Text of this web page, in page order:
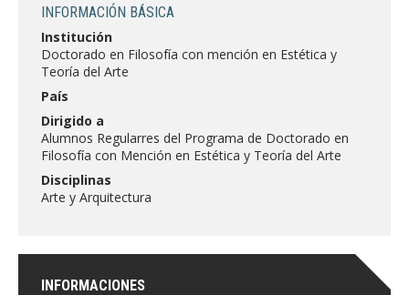
Académicas/os
INFORMACIONES
INFORMACIÓN BÁSICA
Institución
Doctorado en Filosofía con mención en Estética y
Teoría del Arte
País
Dirigido a
Alumnos Regularres del Programa de Doctorado en
Filosofía con Mención en Estética y Teoría del Arte
Disciplinas
Arte y Arquitectura